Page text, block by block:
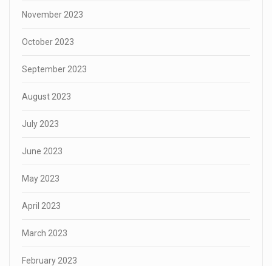
November 2023
October 2023
September 2023
August 2023
July 2023
June 2023
May 2023
April 2023
March 2023
February 2023